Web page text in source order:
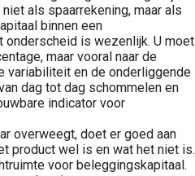
als spaarrekening, maar als
binnen een
is wezenlijk. U moet
maar vooral naar de
variabiliteit en de onderliggende
dag tot dag schommelen en
indicator voor
overweegt, doet er goed aan
product wel is en wat het niet is.
voor beleggingskapitaal.